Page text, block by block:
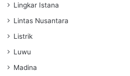
Lingkar Istana
Lintas Nusantara
Listrik
Luwu
Madina